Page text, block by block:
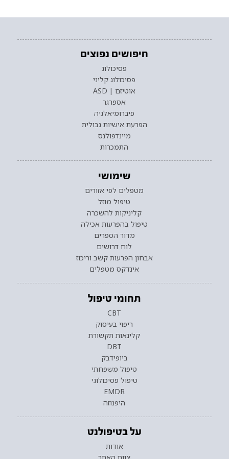
חיפושים נפוצים
פסיכולוג
פסיכולוג קליני
אוטיזם | ASD
אספרגר
פיברומיאלגיה
הפרעת אישיות גבולית
מיינדפולנס
התמכרות
שימושי
מטפלים לפי אזורים
טיפול מוזל
קליניקות להשכרה
טיפול בהפרעות אכילה
מדור הספרים
לוח דרושים
אבחון הפרעות קשב וריכוז
אינדקס מטפלים
תחומי טיפול
CBT
ריפוי בעיסוק
קלינאות תקשורת
DBT
ביופידבק
טיפול משפחתי
טיפול פסיכולוגי
EMDR
היפנוזה
על בטיפולנט
אודות